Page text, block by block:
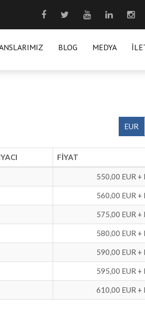
BLOG MEDYA
EUR
FİYAT
550,00 EUR +
560,00 EUR +
575,00 EUR +
580,00 EUR +
590,00 EUR +
595,00 EUR +
610,00 EUR +